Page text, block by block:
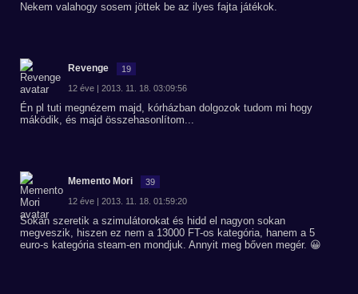
Nekem valahogy sosem jöttek be az ilyes fajta játékok.
Revenge 19
12 éve | 2013. 11. 18. 03:09:56
Én pl tuti megnézem majd, kórházban dolgozok tudom mi hogy
máködik, és majd összehasonlítom...
Memento Mori 39
12 éve | 2013. 11. 18. 01:59:20
Sokan szeretik a szimulátorokat és hidd el nagyon sokan
megveszik, hiszen ez nem a 13000 FT-os kategória, hanem a 5
euro-s kategória steam-en mondjuk. Annyit meg bőven megér. 😀